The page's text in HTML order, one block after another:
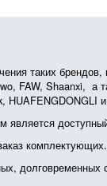
таких
FAW, Shaanxi, а
HUAFENGDONGLI
комплектующих.